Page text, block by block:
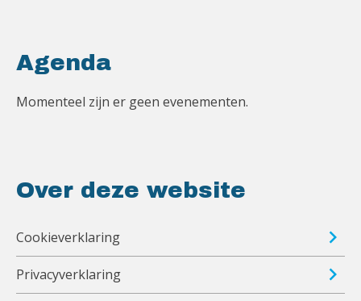
Agenda
Momenteel zijn er geen evenementen.
Over deze website
Cookieverklaring
Privacyverklaring